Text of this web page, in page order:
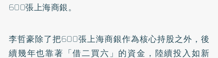
600張上海商銀。
李哲豪除了把600張上海商銀作為核心持股之外，後
續幾年也靠著「借二買六」的資金，陸續投入如新